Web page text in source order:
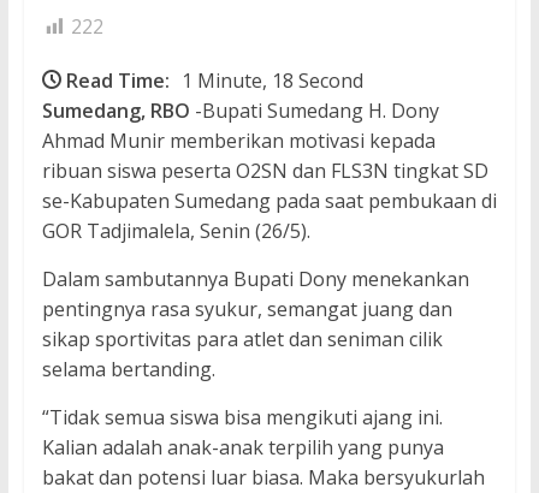
222
Read Time: 1 Minute, 18 Second
Sumedang, RBO -Bupati Sumedang H. Dony
Ahmad Munir memberikan motivasi kepada
ribuan siswa peserta O2SN dan FLS3N tingkat SD
se-Kabupaten Sumedang pada saat pembukaan di
GOR Tadjimalela, Senin (26/5).
Dalam sambutannya Bupati Dony menekankan
pentingnya rasa syukur, semangat juang dan
sikap sportivitas para atlet dan seniman cilik
selama bertanding.
“Tidak semua siswa bisa mengikuti ajang ini.
Kalian adalah anak-anak terpilih yang punya
bakat dan potensi luar biasa. Maka bersyukurlah